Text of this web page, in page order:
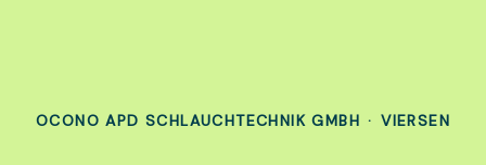
OCONO APD SCHLAUCHTECHNIK GMBH · VIERSEN